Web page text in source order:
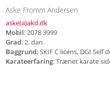
Aske Fromm Andersen
aske(a)akd.dk
Mobil: 2078 3999
Grad: 2. dan
Baggrund: SKIF C licens, DGI
Karateerfaring: Trænet karate